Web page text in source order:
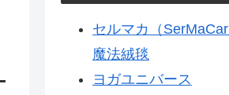
セルマカ（
魔法絨毯
ヨガユニバース